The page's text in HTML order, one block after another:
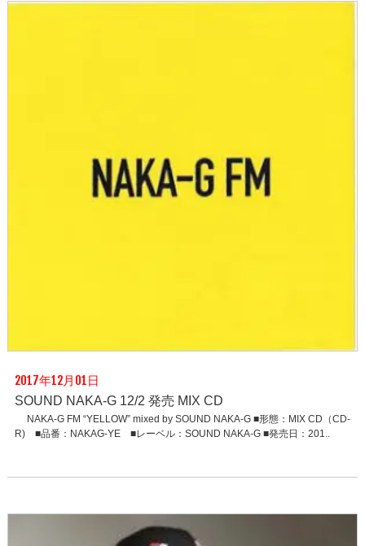
2017年12月01日
SOUND NAKA-G 12/2 発売 MIX CD
NAKA-G FM “YELLOW” mixed by SOUND NAKA-G ■形態：MIX CD（CD-
R) ■品番：NAKAG-YE ■レーベル：SOUND NAKA-G ■発売日：201..